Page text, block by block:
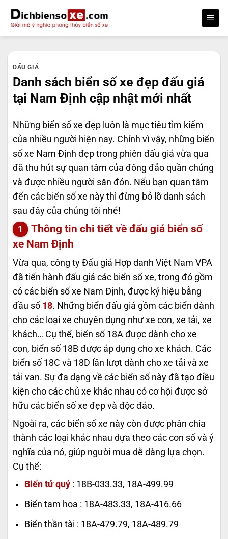
qua
nội
ĐẤU GIÁ
Danh sách biển số xe đẹp đấu giá
tại Nam Định cập nhật mới nhất
Những biển số xe đẹp luôn là mục tiêu tìm kiếm
của nhiều người hiện nay. Chính vì vậy, những biển
số xe Nam Định đẹp trong phiên đấu giá vừa qua
đã thu hút sự quan tâm của đông đảo quần chúng
và được nhiều người săn đón. Nếu bạn quan tâm
đến các biển số xe này thì đừng bỏ lỡ danh sách
sau đây của chúng tôi nhé!
Thông tin chi tiết về đấu giá biển số
xe Nam Định
Vừa qua, công ty Đấu giá Hợp danh Việt Nam VPA
đã tiến hành đấu giá các biển số xe, trong đó gồm
có các biển số xe Nam Định, được ký hiệu bằng
đầu số 18. Những biển đấu giá gồm các biển dành
cho các loại xe chuyên dụng như xe con, xe tải, xe
khách… Cụ thể, biển số 18A được dành cho xe
con, biển số 18B được áp dụng cho xe khách. Các
biển số 18C và 18D lần lượt dành cho xe tải và xe
tải van. Sự đa dạng về các biển số này đã tạo điều
kiện cho các chủ xe khác nhau có cơ hội được sở
hữu các biển số xe đẹp và độc đáo.
Ngoài ra, các biển số xe này còn được phân chia
thành các loại khác nhau dựa theo các con số và ý
nghĩa của nó, giúp người mua dễ dàng lựa chọn.
Cụ thể:
Biển tứ quý: 18B-033.33, 18A-499.99
Biển tam hoa : 18A-483.33, 18A-416.66
Biển thần tài : 18A-479.79, 18A-489.79